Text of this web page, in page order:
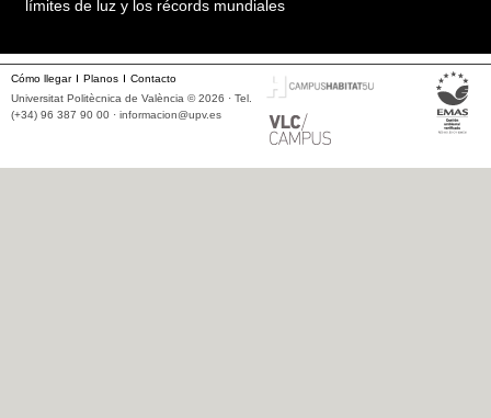
límites de luz y los récords mundiales
Cómo llegar Planos
Contacto
Universitat Politècnica de València © 2026 · Tel.
(+34) 96 387 90 00 · informacion@upv.es